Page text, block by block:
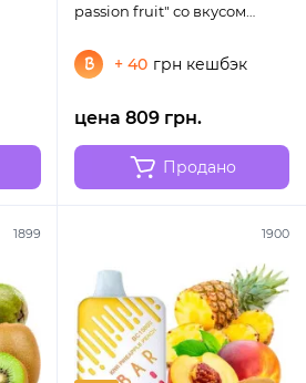
passion fruit" со вкусом
+ 40 грн кешбэк
цена 809 грн.
Продано
1899 1900